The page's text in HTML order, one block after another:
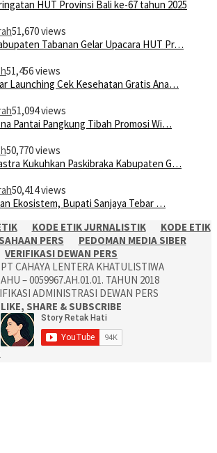
51,670 views
Tabanan Gelar Upacara HUT Pr…
51,456 views
Launching Cek Kesehatan Gratis Ana…
51,094 views
Pantai Pangkung Tibah Promosi Wi…
50,770 views
Kukuhkan Paskibraka Kabupaten G…
50,414 views
Ekosistem, Bupati Sanjaya Tebar …
KODE ETIK JURNALISTIK
KODE ETIK
PERS
PEDOMAN MEDIA SIBER
VERIFIKASI DEWAN PERS
CAHAYA LENTERA KHATULISTIWA
– 0059967.AH.01.01. TAHUN 2018
ADMINISTRASI DEWAN PERS
LIKE, SHARE & SUBSCRIBE